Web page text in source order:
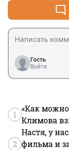
Гость
Войти
1
«Как можно
Климова
2
Настя, у
фильма и